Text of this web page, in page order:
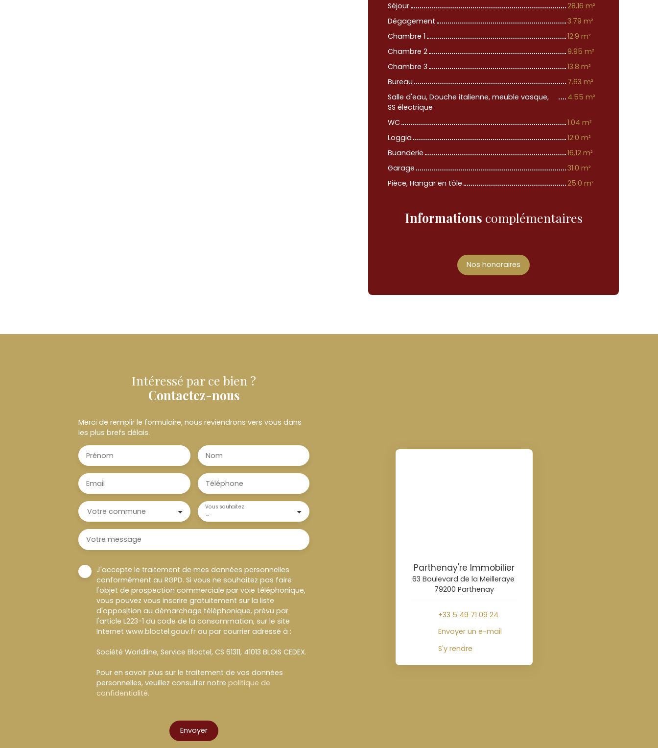
Séjour
28.16 m²
Dégagement
3.79 m²
Chambre 1
12.9 m²
Chambre 2
9.95 m²
Chambre 3
13.8 m²
Bureau
7.63 m²
Salle d'eau, Douche italienne, meuble vasque,
SS électrique
4.55 m²
WC
1.04 m²
Loggia
12.0 m²
Buanderie
16.12 m²
Garage
31.0 m²
Pièce, Hangar en tôle
25.0 m²
Informations complémentaires
Nos honoraires
Intéressé par ce bien ?
Contactez-nous
Merci de remplir le formulaire, nous reviendrons vers vous dans
les plus brefs délais.
Prénom Nom
Email Téléphone
Votre commune -
Vous souhaitez
Votre message
J'accepte le traitement de mes données personnelles
conformément au RGPD. Si vous ne souhaitez pas faire
l'objet de prospection commerciale par voie téléphonique,
vous pouvez vous inscrire gratuitement sur la liste
d'opposition au démarchage téléphonique, prévu par
l'article L223-1 du code de la consommation, sur le site
Internet www.bloctel.gouv.fr ou par courrier adressé à :
Société Worldline, Service Bloctel, CS 61311, 41013 BLOIS CEDEX.
Pour en savoir plus sur le traitement de vos données
personnelles, veuillez consulter notre politique de
confidentialité.
Envoyer
Parthenay're Immobilier
63 Boulevard de la Meilleraye
79200 Parthenay
+33 5 49 71 09 24
Envoyer un e-mail
S'y rendre